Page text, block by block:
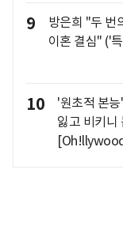
9
방은희 "두 번
이혼 결심" ('
10
'원초적 본
잃고 비키니